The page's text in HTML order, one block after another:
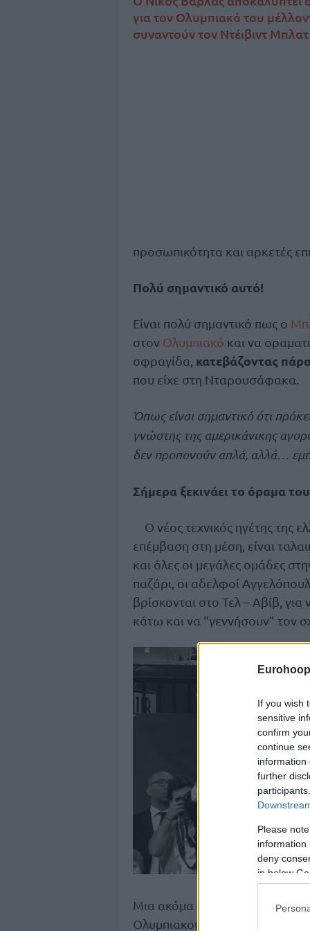
If you wish
sensitive
confirm
continue
information
further
Please
information
deny
in below
για τον Ολυμπιακό του
συναντούν τον Ντέιβιντ
προσωπικότητα και αρκετές
Πολύ σημαντικό αυτό!
Είναι πολύ σημαντικό πως ο
στον Ολυμπιακό και να
σφραγίδα, κατεβάζοντας
που είχε στη Νταρουσάφακα.
Όπως είναι σημαντικό ότι
γνώστης της αμερικάνικης
δεν προπονούν απλά, αλλά…
Σήμερα ξεκινάει το όραμα
Ο νέος τεχνικός ηγέτης της
επέμβαση στη μέση, είναι
και όλες οι μεγάλες ομάδες
παζάρι, οι αδελφοί
βρίσκονται στο Τελ – Αβίβ,
κάτω και να “γεννήσουν” τον
Μια ακόμα κίνηση, που δείχνει
Ολυμπιακού και αποδεικνύει